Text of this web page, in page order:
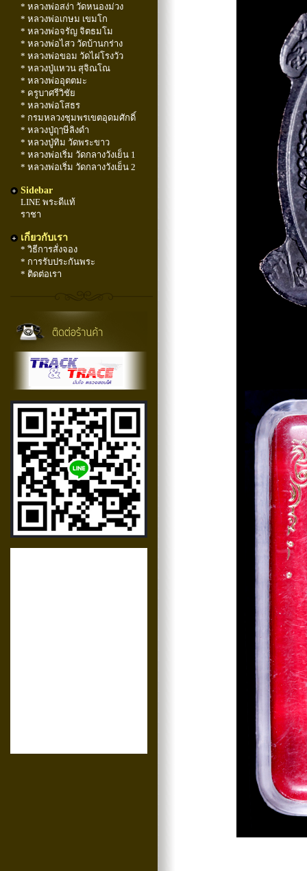
* หลวงพ่อสง่า วัดหนองม่วง
* หลวงพ่อเกษม เขมโก
* หลวงพ่อจรัญ จิตธมโม
* หลวงพ่อไสว วัดบ้านกร่าง
* หลวงพ่อขอม วัดไผ่โรงวัว
* หลวงปู่แหวน สุจิณโณ
* หลวงพ่ออุตตมะ
* ครูบาศรีวิชัย
* หลวงพ่อโสธร
* กรมหลวงชุมพรเขตอุดมศักดิ์
* หลวงปู่ฤๅษีลิงดำ
* หลวงปู่ทิม วัดพระขาว
* หลวงพ่อเริ่ม วัดกลางวังเย็น 1
* หลวงพ่อเริ่ม วัดกลางวังเย็น 2
Sidebar
LINE พระดีแท้
ราชา
เกี่ยวกับเรา
* วิธีการสั่งจอง
* การรับประกันพระ
* ติดต่อเรา